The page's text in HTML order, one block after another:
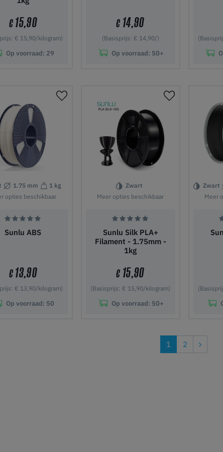
€15,90
€ 15,90/kilogram)
Op voorraad: 29
€ 14,90
(Basisprijs: € 14,90/)
Op voorraad: 50+
1.75 mm
1 kg
opties beschikbaar
Sunlu ABS
€13,90
€ 13,90/kilogram)
Op voorraad: 50
Zwart
Meer opties beschikbaar
Sunlu Silk PLA+
Filament - 1.75mm -
1kg
€ 15,90
(Basisprijs: € 15,90/kilogram)
Op voorraad: 50+
Zwart
Meer
1 2